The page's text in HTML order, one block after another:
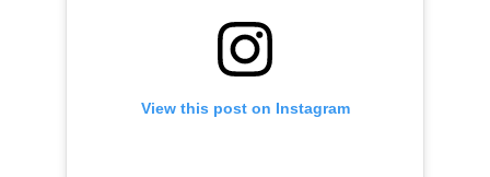
View this post on Instagram